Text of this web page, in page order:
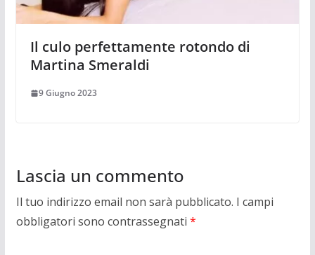
Il culo perfettamente rotondo di
Martina Smeraldi
9 Giugno 2023
Lascia un commento
Il tuo indirizzo email non sarà pubblicato. I campi
obbligatori sono contrassegnati *